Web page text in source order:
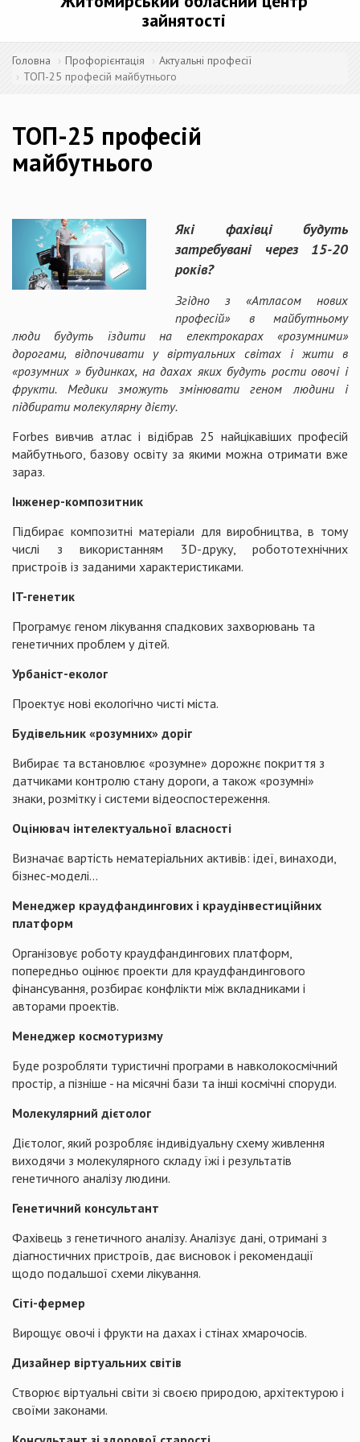
зайнятості
Головна Профорієнтація
Актуальні професії
ТОП-25 професій майбутнього
ТОП-25 професій
майбутнього
Які фахівці будуть
затребувані через 15-20
років?
Згідно з «Атласом нових
професій» в майбутньому
люди будуть їздити на електрокарах «розумними»
дорогами, відпочивати у віртуальних світах і жити в
«розумних » будинках, на дахах яких будуть рости овочі і
фрукти. Медики зможуть змінювати геном людини і
підбирати молекулярну дієту.
Forbes вивчив атлас і відібрав 25 найцікавіших професій
майбутнього, базову освіту за якими можна отримати вже
зараз.
Інженер-композитник
Підбирає композитні матеріали для виробництва, в тому
числі з використанням 3D-друку, робототехнічних
пристроїв із заданими характеристиками.
IT-генетик
Програмує геном лікування спадкових захворювань та
генетичних проблем у дітей.
Урбаніст-еколог
Проектує нові екологічно чисті міста.
Будівельник «розумних» доріг
Вибирає та встановлює «розумне» дорожнє покриття з
датчиками контролю стану дороги, а також «розумні»
знаки, розмітку і системи відеоспостереження.
Оцінювач інтелектуальної власності
Визначає вартість нематеріальних активів: ідеї, винаходи,
бізнес-моделі…
Менеджер краудфандингових і краудінвестиційних
платформ
Організовує роботу краудфандингових платформ,
попередньо оцінює проекти для краудфандингового
фінансування, розбирає конфлікти між вкладниками і
авторами проектів.
Менеджер космотуризму
Буде розробляти туристичні програми в навколокосмічний
простір, а пізніше - на місячні бази та інші космічні споруди.
Молекулярний дієтолог
Дієтолог, який розробляє індивідуальну схему живлення
виходячи з молекулярного складу їжі і результатів
генетичного аналізу людини.
Генетичний консультант
Фахівець з генетичного аналізу. Аналізує дані, отримані з
діагностичних пристроїв, дає висновок і рекомендації
щодо подальшої схеми лікування.
Сіті-фермер
Вирощує овочі і фрукти на дахах і стінах хмарочосів.
Дизайнер віртуальних світів
Створює віртуальні світи зі своєю природою, архітектурою і
своїми законами.